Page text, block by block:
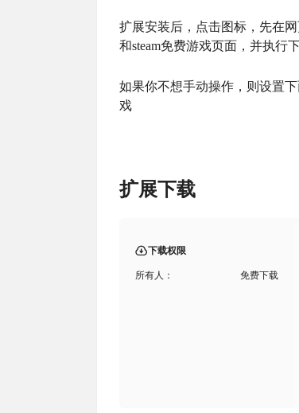
扩展安装后，点击图标，先在网
和steam免费游戏页面，并执行
如果你不想手动操作，则设置
戏
扩展下载
下载权限
所有人： 免费下载